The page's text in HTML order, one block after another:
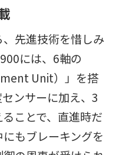
先進技術を惜しみ
には、6軸の
Unit）」を搭
ンサーに加え、3
ことで、直進時だ
もブレーキングを